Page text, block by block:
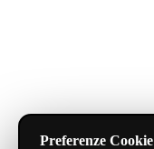
Preferenze Cookie